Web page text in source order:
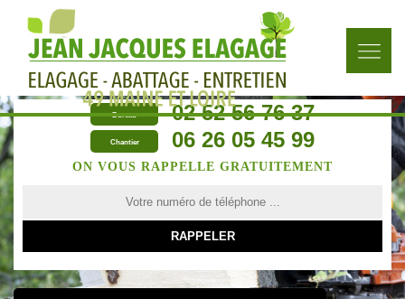
Bureau 02 52 56 76 37
Chantier 06 26 05 45 99
ON VOUS RAPPELLE GRATUITEMENT